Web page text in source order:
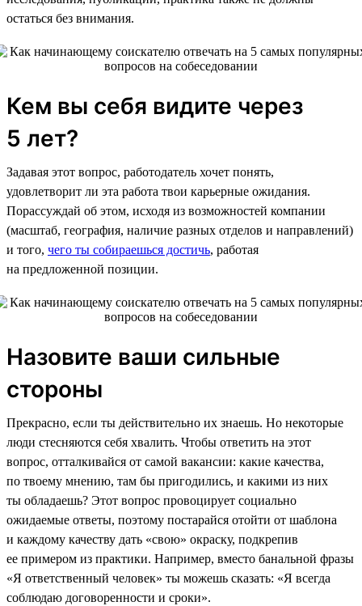
остаться без внимания.
Кем вы себя видите через
5 лет?
Задавая этот вопрос, работодатель хочет понять,
удовлетворит ли эта работа твои карьерные ожидания.
Порассуждай об этом, исходя из возможностей компании
(масштаб, география, наличие разных отделов и направлений)
и того, чего ты собираешься достичь, работая
на предложенной позиции.
Назовите ваши сильные
стороны
Прекрасно, если ты действительно их знаешь. Но некоторые
люди стесняются себя хвалить. Чтобы ответить на этот
вопрос, отталкивайся от самой вакансии: какие качества,
по твоему мнению, там бы пригодились, и какими из них
ты обладаешь? Этот вопрос провоцирует социально
ожидаемые ответы, поэтому постарайся отойти от шаблона
и каждому качеству дать «свою» окраску, подкрепив
ее примером из практики. Например, вместо банальной фразы
«Я ответственный человек» ты можешь сказать: «Я всегда
соблюдаю договоренности и сроки».